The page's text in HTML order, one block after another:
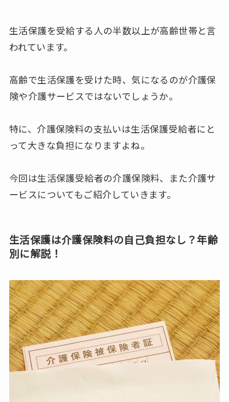
生活保護を受給する人の半数以上が高齢世帯と言
われています。
高齢で生活保護を受けた時、気になるのが介護保
険や介護サービスではないでしょうか。
特に、介護保険料の支払いは生活保護受給者にと
って大きな負担になりますよね。
今回は生活保護受給者の介護保険料、また介護サ
ービスについてもご紹介していきます。
生活保護は介護保険料の自己負担なし？年齢
別に解説！